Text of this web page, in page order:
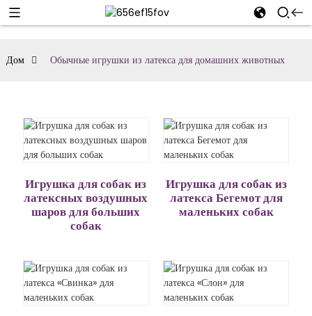
Дом Обычные игрушки из латекса для домашних животных
Игрушка для собак из
латексных воздушных
шаров для больших
собак
Игрушка для собак из
латекса Бегемот для
маленьких собак